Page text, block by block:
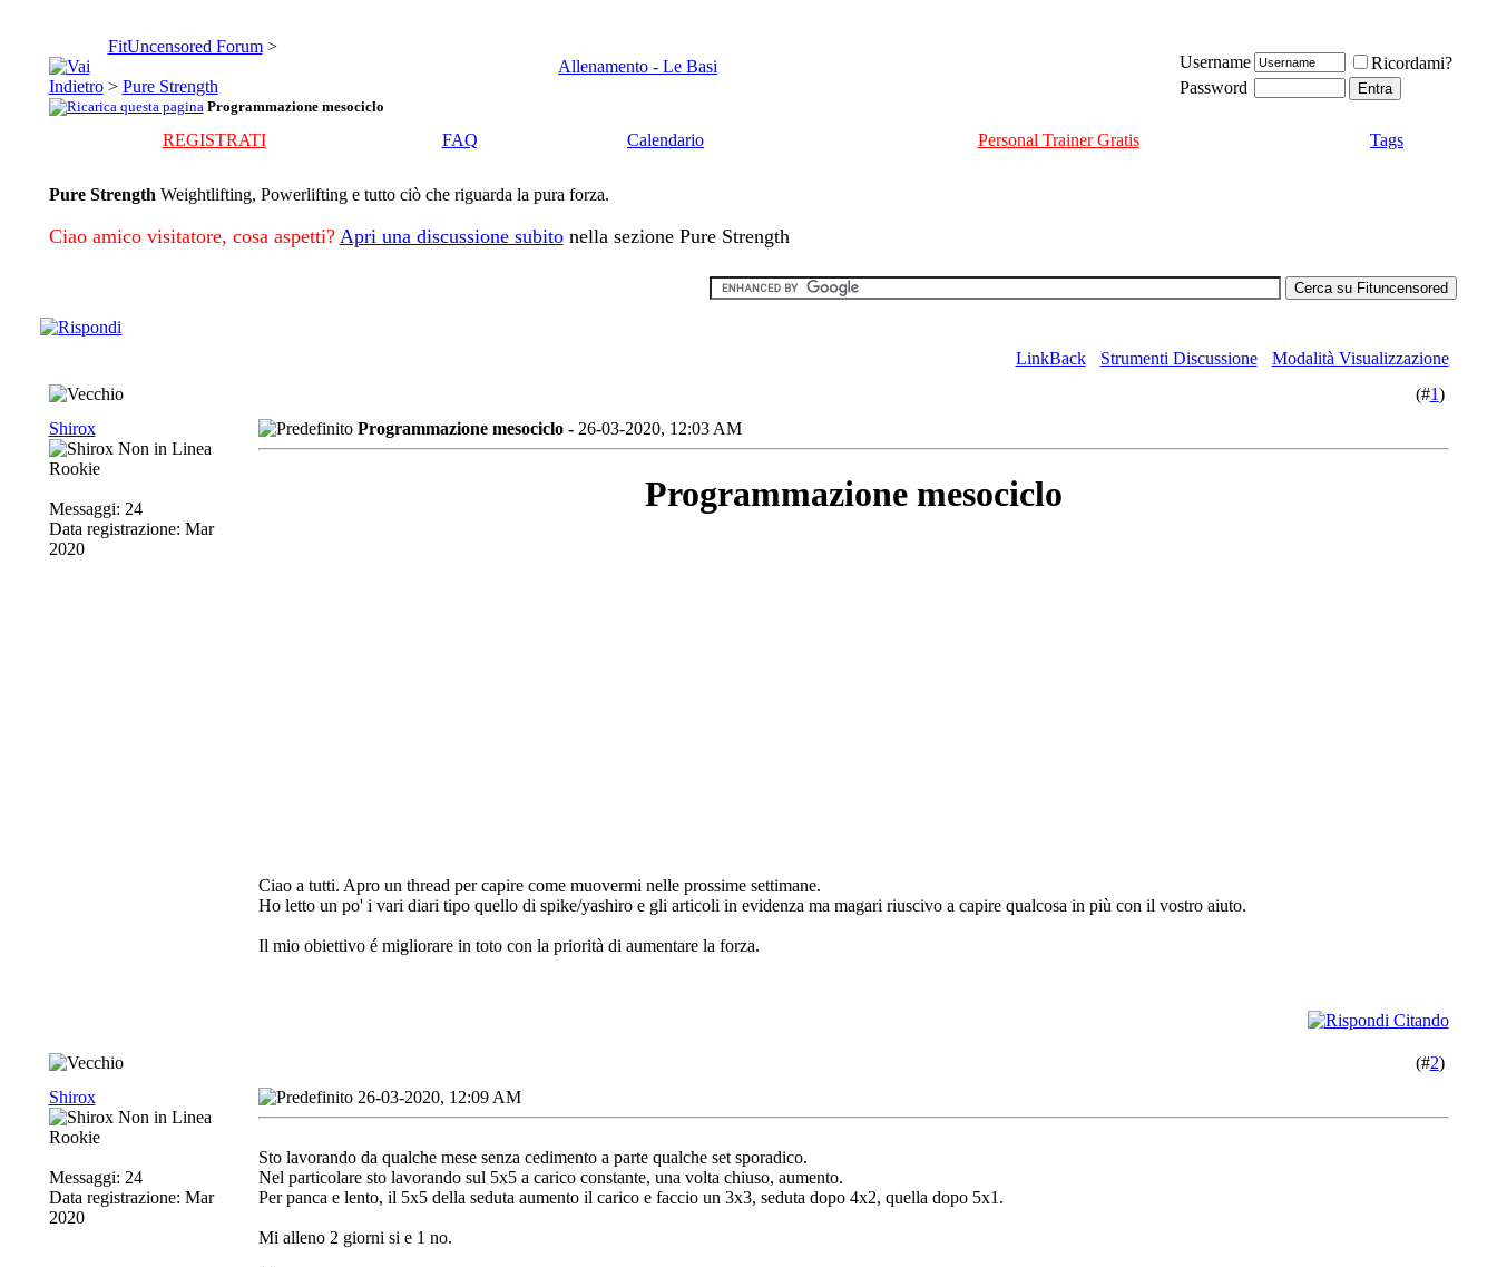
FitUncensored Forum >
Allenamento - Le Basi
> Pure Strength
Programmazione mesociclo
Username
Ricordami?
Password
REGISTRATI FAQ Calendario Personal Trainer Gratis Tags
Pure Strength Weightlifting, Powerlifting e tutto ciò che riguarda la pura forza.
Ciao amico visitatore, cosa aspetti? Apri una discussione subitonella sezione Pure Strength
LinkBack Strumenti Discussione
Modalità Visualizzazione
(#1)
Shirox
Rookie
Messaggi: 24
Data registrazione: Mar
2020
Programmazione mesociclo - 26-03-2020, 12:03 AM
Programmazione mesociclo
Ciao a tutti. Apro un thread per capire come muovermi nelle prossime settimane.
Ho letto un po' i vari diari tipo quello di spike/yashiro e gli articoli in evidenza ma magari riuscivo a capire qualcosa in più con il vostro aiuto.
Il mio obiettivo é migliorare in toto con la priorità di aumentare la forza.
(#2)
Shirox
Rookie
Messaggi: 24
Data registrazione: Mar
2020
26-03-2020, 12:09 AM
Sto lavorando da qualche mese senza cedimento a parte qualche set sporadico.
Nel particolare sto lavorando sul 5x5 a carico constante, una volta chiuso, aumento.
Per panca e lento, il 5x5 della seduta aumento il carico e faccio un 3x3, seduta dopo 4x2, quella dopo 5x1.
Mi alleno 2 giorni si e 1 no.